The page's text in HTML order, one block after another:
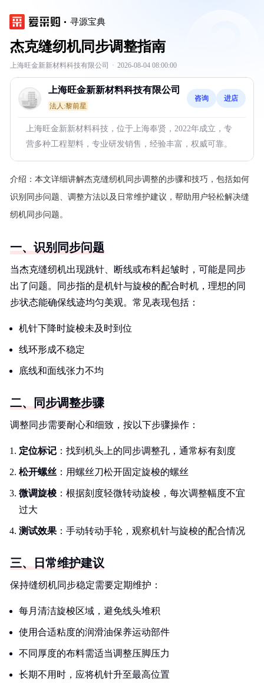
寻源宝典
杰克缝纫机同步调整指南
上海旺金新新材料科技有限公司 · 2026-08-04 08:00:00
上海旺金新新材料科技有限公司
法人:黎前星
咨询 进店
上海旺金新新材料科技，位于上海奉贤，2022年成立，专
营多种工程塑料，专业研发销售，经验丰富，权威可靠。
介绍： 本文详细讲解杰克缝纫机同步调整的步骤和技巧，包括如何
识别同步问题、调整方法以及日常维护建议，帮助用户轻松解决缝
纫机同步问题。
一、识别同步问题
当杰克缝纫机出现跳针、断线或布料起皱时，可能是同步
出了问题。同步指的是机针与旋梭的配合时机，理想的同
步状态能确保线迹均匀美观。常见表现包括：
机针下降时旋梭未及时到位
线环形成不稳定
底线和面线张力不均
二、同步调整步骤
调整同步需要耐心和细致，按以下步骤操作：
定位标记 ：找到机头上的同步调整孔，通常标有刻度
松开螺丝 ：用螺丝刀松开固定旋梭的螺丝
微调旋梭 ：根据刻度轻微转动旋梭，每次调整幅度不宜
过大
测试效果 ：手动转动手轮，观察机针与旋梭的配合情况
三、日常维护建议
保持缝纫机同步稳定需要定期维护：
每月清洁旋梭区域，避免线头堆积
使用合适粘度的润滑油保养运动部件
不同厚度的布料需适当调整压脚压力
长期不用时，应将机针升至最高位置